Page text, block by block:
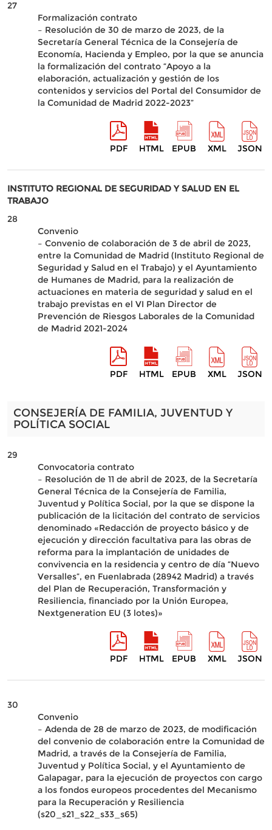
27
Formalización contrato
– Resolución de 30 de marzo de 2023, de la
Secretaría General Técnica de la Consejería de
Economía, Hacienda y Empleo, por la que se anuncia
la formalización del contrato “Apoyo a la
elaboración, actualización y gestión de los
contenidos y servicios del Portal del Consumidor de
la Comunidad de Madrid 2022-2023”
PDF HTML EPUB XML JSON
INSTITUTO REGIONAL DE SEGURIDAD Y SALUD EN EL
TRABAJO
28
Convenio
– Convenio de colaboración de 3 de abril de 2023,
entre la Comunidad de Madrid (Instituto Regional de
Seguridad y Salud en el Trabajo) y el Ayuntamiento
de Humanes de Madrid, para la realización de
actuaciones en materia de seguridad y salud en el
trabajo previstas en el VI Plan Director de
Prevención de Riesgos Laborales de la Comunidad
de Madrid 2021-2024
PDF HTML EPUB XML JSON
CONSEJERÍA DE FAMILIA, JUVENTUD Y
POLÍTICA SOCIAL
29
Convocatoria contrato
– Resolución de 11 de abril de 2023, de la Secretaría
General Técnica de la Consejería de Familia,
Juventud y Política Social, por la que se dispone la
publicación de la licitación del contrato de servicios
denominado «Redacción de proyecto básico y de
ejecución y dirección facultativa para las obras de
reforma para la implantación de unidades de
convivencia en la residencia y centro de día “Nuevo
Versalles”, en Fuenlabrada (28942 Madrid) a través
del Plan de Recuperación, Transformación y
Resiliencia, financiado por la Unión Europea,
Nextgeneration EU (3 lotes)»
PDF HTML EPUB XML JSON
30
Convenio
– Adenda de 28 de marzo de 2023, de modificación
del convenio de colaboración entre la Comunidad de
Madrid, a través de la Consejería de Familia,
Juventud y Política Social, y el Ayuntamiento de
Galapagar, para la ejecución de proyectos con cargo
a los fondos europeos procedentes del Mecanismo
para la Recuperación y Resiliencia
(s20_s21_s22_s33_s65)